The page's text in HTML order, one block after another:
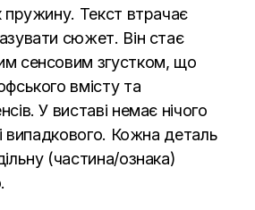
пружину. Текст втрачає
сюжет. Він стає
сенсовим згустком, що
вмісту та
У виставі немає нічого
випадкового. Кожна деталь
(частина/ознака)